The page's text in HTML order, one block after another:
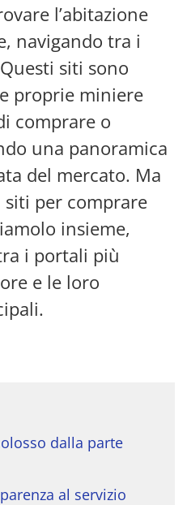
l’abitazione
navigando tra i
siti sono
proprie miniere
comprare o
una panoramica
del mercato. Ma
per comprare
insieme,
i portali più
e le loro
dalla parte
al servizio